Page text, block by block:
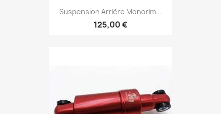
Suspension Arrière Monorim...
125,00 €